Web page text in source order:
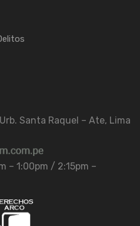
Santa Raquel – Ate, Lima
– 1:00pm / 2:15pm –